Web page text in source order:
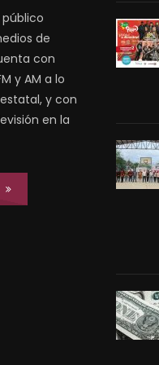
de
con
y AM a lo
y con
en la